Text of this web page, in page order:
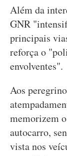
Além da
GNR
principais
reforça o
envolventes".
Aos
memorizem
autocarro,
vista nos